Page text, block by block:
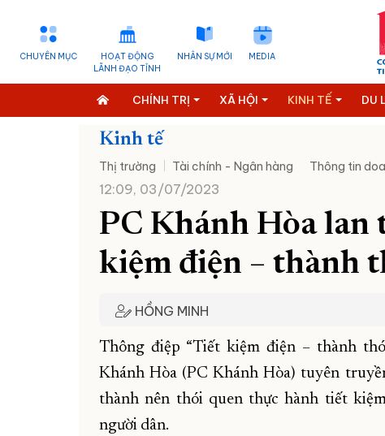
CHUYÊN MỤC
HOẠT ĐỘNG
LÃNH ĐẠO TỈNH
NHÂN SỰ MỚI MEDIA
CHÍNH TRỊ XÃ HỘI KINH TẾ DU
Kinh tế
Thị trường Tài chính - Ngân hàng Thông tin
12:09, 03/07/2023
PC Khánh Hòa lan
kiệm điện – thành
HỒNG MINH
Thông điệp “Tiết kiệm điện – thành
Khánh Hòa (PC Khánh Hòa) tuyên
thành nên thói quen thực hành tiết
người dân.